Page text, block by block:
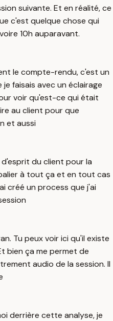
suivante. Et en réalité, ce
c'est quelque chose qui
10h auparavant.
le compte-rendu, c'est un
faisais avec un éclairage
voir qu'est-ce qui était
au client pour que
et aussi
du client pour la
à tout ça et en tout cas
créé un process que j'ai
Tu peux voir ici qu'il existe
bien ça me permet de
audio de la session. Il
derrière cette analyse, je